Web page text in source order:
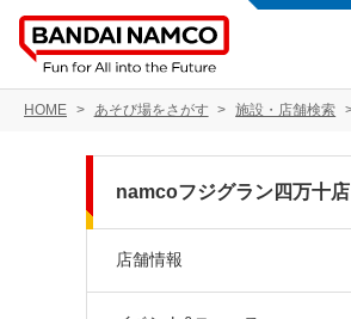
HOME あそび場をさがす 施設・店舗検索
namcoフジグラン四万十店
店舗情報